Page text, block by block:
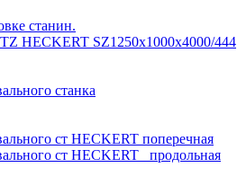
станин.
HECKERT SZ1250x1000x4000/444
станка
ст HECKERT поперечная
ст HECKERT _продольная